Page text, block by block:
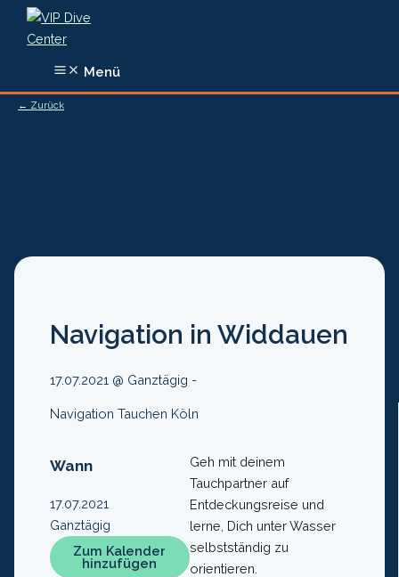
Zum
Inhalt
Menü
← Zurück
Navigation in Widdauen
17.07.2021 @ Ganztägig -
Navigation Tauchen Köln
Wann
17.07.2021
Ganztägig
Zum Kalender
hinzufügen
Geh mit deinem
Tauchpartner auf
Entdeckungsreise und
lerne, Dich unter Wasser
selbstständig zu
orientieren.